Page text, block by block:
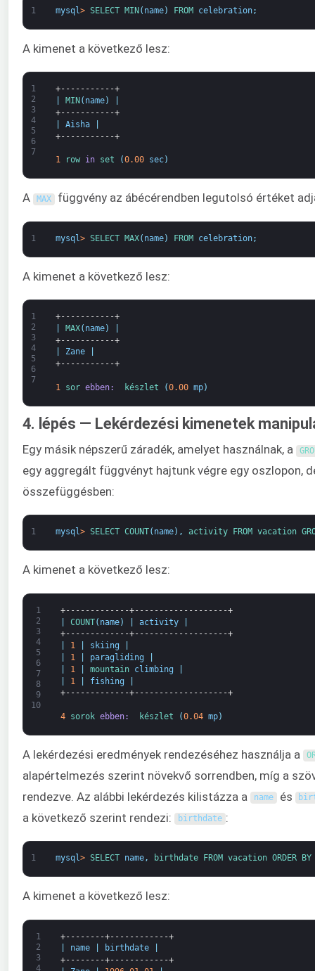
1 mysql> SELECT MIN ( name) FROM celebration;
A kimenet a következő lesz:
1
2
3
4
5
6
7
+-----------+
MIN ( name)
+-----------+
Aisha
+-----------+
1 row in set (0.00 sec)
A MAX függvény az ábécérendben legutolsó értéket
1 mysql > SELECT MAX( name) FROM celebration;
A kimenet a következő lesz:
1
2
3
4
5
6
7
+-----------+
MAX( name)
+-----------+
Zane
+-----------+
1 sor ebben: készlet (0.00 mp)
4. lépés — Lekérdezési kimenetek
Egy másik népszerű záradék, amelyet használnak, a
egy aggregált függvényt hajtunk végre egy oszlopon,
összefüggésben:
1 mysql> SELECT COUNT( name) , activity FROM vacation
A kimenet a következő lesz:
1
2
3
4
5
6
7
8
9
10
+-------------+-------------------+
COUNT( name) activity
+-------------+-------------------+
1 skiing
1 paragliding
1 mountain climbing
1 fishing
+-------------+-------------------+
4 sorok ebben: készlet (0.04 mp)
A lekérdezési eredmények rendezéséhez használja a
alapértelmezés szerint növekvő sorrendben, míg a
rendezve. Az alábbi lekérdezés kilistázza a
name és
a következő szerint rendezi: birthdate :
1 mysql> SELECT name, birthdate FROM vacation ORDER
A kimenet a következő lesz:
1
2
3
4
+--------+------------+
name birthdate
+--------+------------+